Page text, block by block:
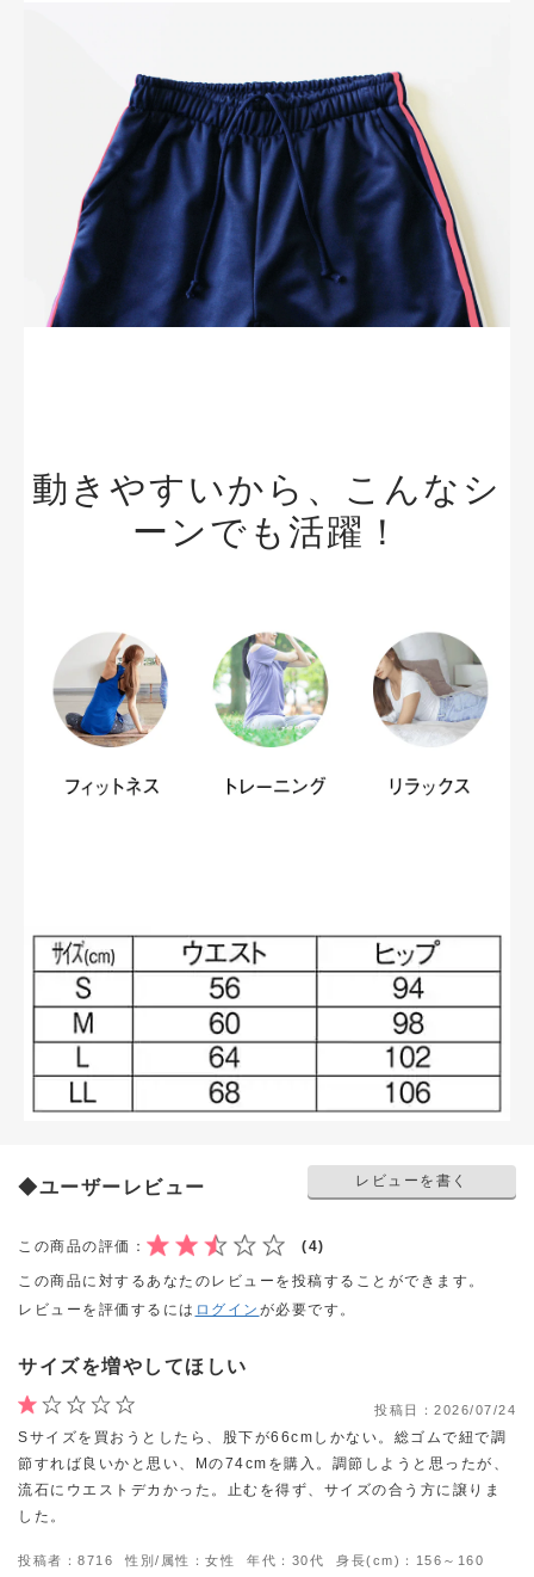
動きやすいから、こんなシ
ーンでも活躍！
◆ユーザーレビュー レビューを書く
この商品の評価： (4)
この商品に対するあなたのレビューを投稿することができます。
レビューを評価するには ログイン が必要です。
サイズを増やしてほしい
投稿日： 2026/07/24
Sサイズを買おうとしたら、股下が66cmしかない。総ゴムで紐で調
節すれば良いかと思い、Mの74cmを購入。調節しようと思ったが、
流石にウエストデカかった。止むを得ず、サイズの合う方に譲りま
した。
投稿者：8716 性別/属性：女性 年代：30代
身長(cm)：156～160